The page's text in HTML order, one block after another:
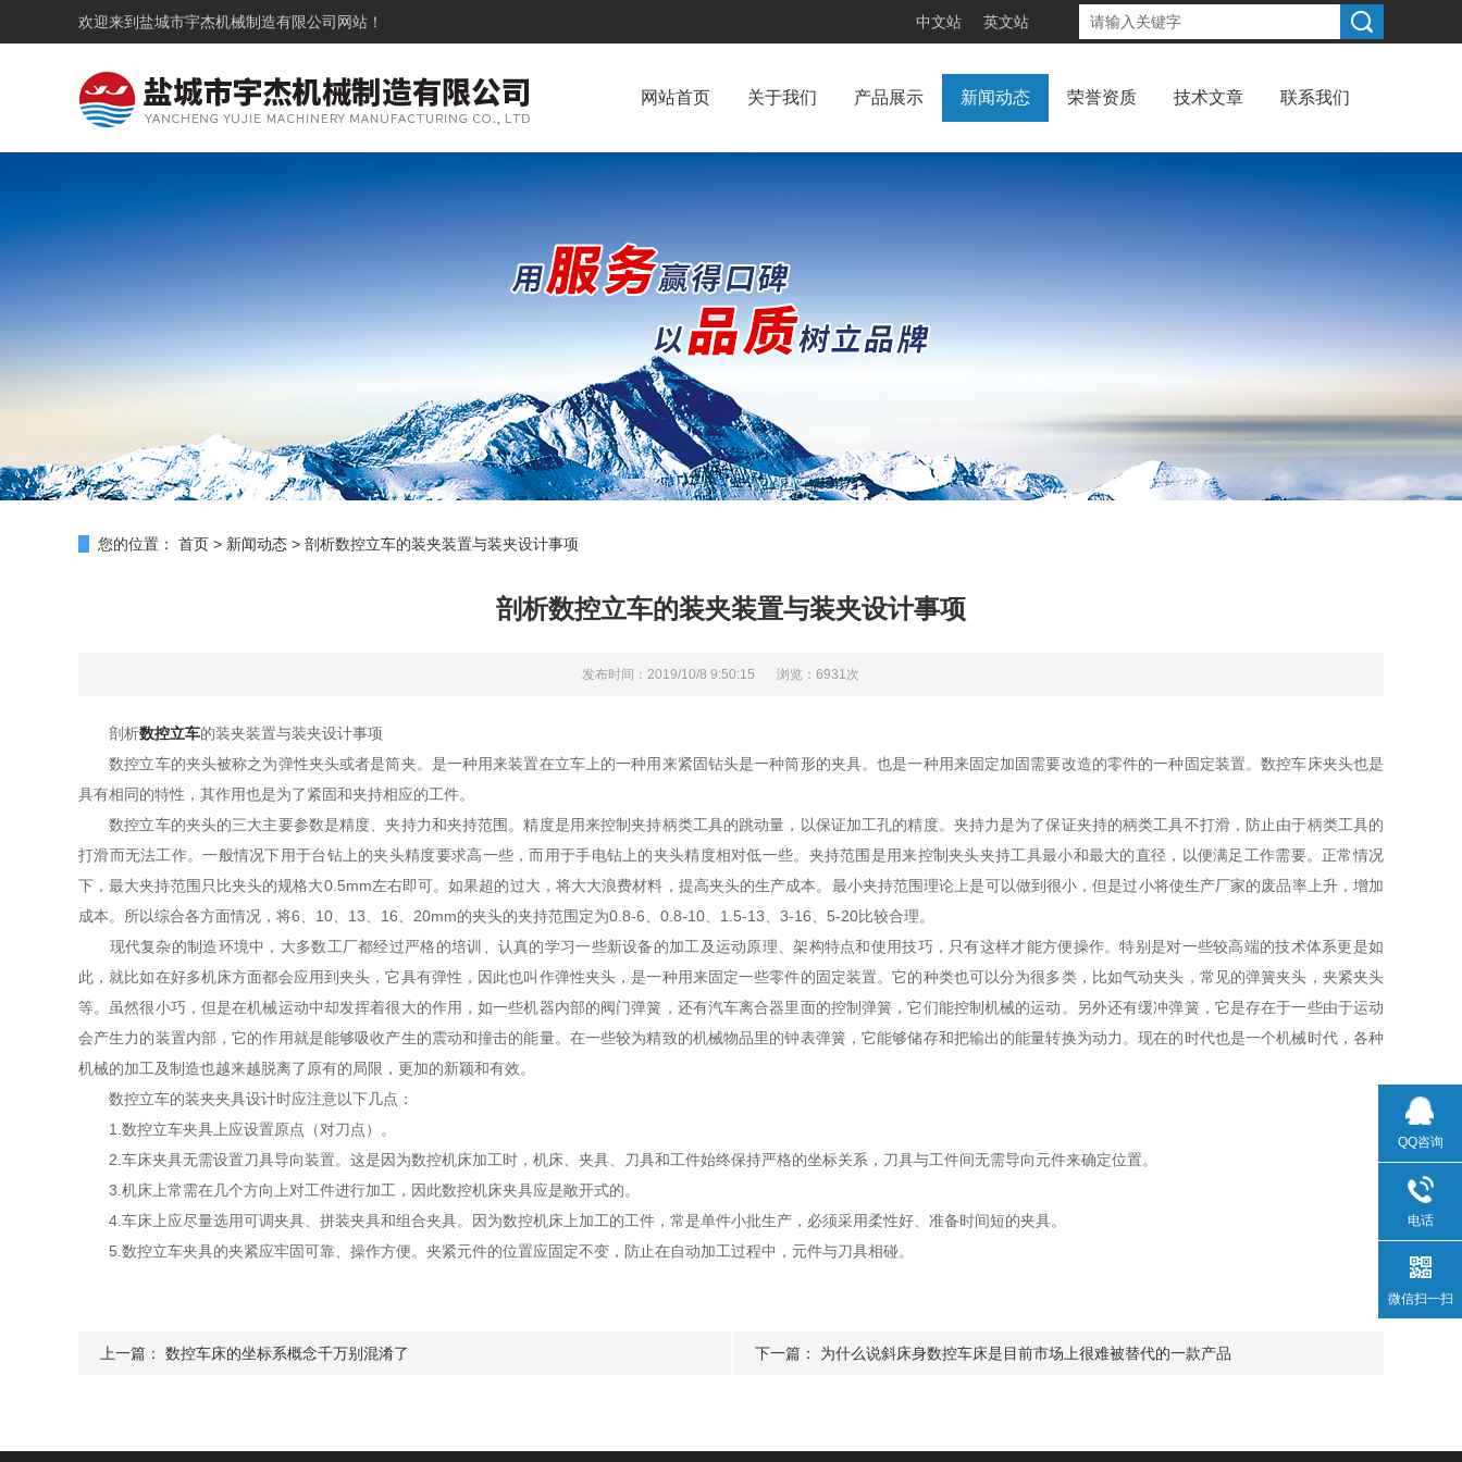
欢迎来到 盐城市宇杰机械制造有限公司 网站！ 中文站 英文站
网站首页 关于我们 产品展示 新闻动态 荣誉资质 技术文章 联系我们
您的位置： 首页 > 新闻动态 > 剖析数控立车的装夹装置与装夹设计事项
剖析数控立车的装夹装置与装夹设计事项
发布时间：2019/10/8 9:50:15 浏览：6931次
剖析数控立车的装夹装置与装夹设计事项
数控立车的夹头被称之为弹性夹头或者是筒夹。是一种用来装置在立车上的一种用来紧固钻头是一种筒形的夹具。也是一种用来固定加固需要改造的零件的一种固定装置。数控车床夹头也是
具有相同的特性，其作用也是为了紧固和夹持相应的工件。
数控立车的夹头的三大主要参数是精度、夹持力和夹持范围。精度是用来控制夹持柄类工具的跳动量，以保证加工孔的精度。夹持力是为了保证夹持的柄类工具不打滑，防止由于柄类工具的
打滑而无法工作。一般情况下用于台钻上的夹头精度要求高一些，而用于手电钻上的夹头精度相对低一些。夹持范围是用来控制夹头夹持工具最小和最大的直径，以便满足工作需要。正常情况
下，最大夹持范围只比夹头的规格大0.5mm左右即可。如果超的过大，将大大浪费材料，提高夹头的生产成本。最小夹持范围理论上是可以做到很小，但是过小将使生产厂家的废品率上升，增加
成本。所以综合各方面情况，将6、10、13、16、20mm的夹头的夹持范围定为0.8-6、0.8-10、1.5-13、3-16、5-20比较合理。
现代复杂的制造环境中，大多数工厂都经过严格的培训、认真的学习一些新设备的加工及运动原理、架构特点和使用技巧，只有这样才能方便操作。特别是对一些较高端的技术体系更是如
此，就比如在好多机床方面都会应用到夹头，它具有弹性，因此也叫作弹性夹头，是一种用来固定一些零件的固定装置。它的种类也可以分为很多类，比如气动夹头，常见的弹簧夹头，夹紧夹头
等。虽然很小巧，但是在机械运动中却发挥着很大的作用，如一些机器内部的阀门弹簧，还有汽车离合器里面的控制弹簧，它们能控制机械的运动。另外还有缓冲弹簧，它是存在于一些由于运动
会产生力的装置内部，它的作用就是能够吸收产生的震动和撞击的能量。在一些较为精致的机械物品里的钟表弹簧，它能够储存和把输出的能量转换为动力。现在的时代也是一个机械时代，各种
机械的加工及制造也越来越脱离了原有的局限，更加的新颖和有效。
数控立车的装夹夹具设计时应注意以下几点：
1.数控立车夹具上应设置原点（对刀点）。
2.车床夹具无需设置刀具导向装置。这是因为数控机床加工时，机床、夹具、刀具和工件始终保持严格的坐标关系，刀具与工件间无需导向元件来确定位置。
3.机床上常需在几个方向上对工件进行加工，因此数控机床夹具应是敞开式的。
4.车床上应尽量选用可调夹具、拼装夹具和组合夹具。因为数控机床上加工的工件，常是单件小批生产，必须采用柔性好、准备时间短的夹具。
5.数控立车夹具的夹紧应牢固可靠、操作方便。夹紧元件的位置应固定不变，防止在自动加工过程中，元件与刀具相碰。
上一篇： 数控车床的坐标系概念千万别混淆了 下一篇： 为什么说斜床身数控车床是目前市场上很难被替代的一款产品
QQ咨询
电话
微信扫一扫